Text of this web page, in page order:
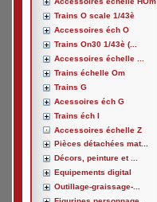
Trains O scale 1/43è
Accessoires éch O
Trains On30 1/43è (...
Accessoires échelle ...
Trains échelle Om
Trains G
Acessoires éch G
Trains éch I
Accessoires échelle Z
Pièces détachées mat...
Décors, peinture et ...
Equipements digital
Outillage-graissage-...